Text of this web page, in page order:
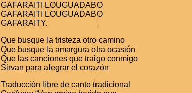
GAFARAITI LOUGUADABO
GAFARAITI LOUGUADABO
GAFARAITY.
Que busque la tristeza otro camino
Que busque la amargura otra ocasión
Que las canciones que traigo conmigo
Sirvan para alegrar el corazón
Traducción libre de canto tradicional